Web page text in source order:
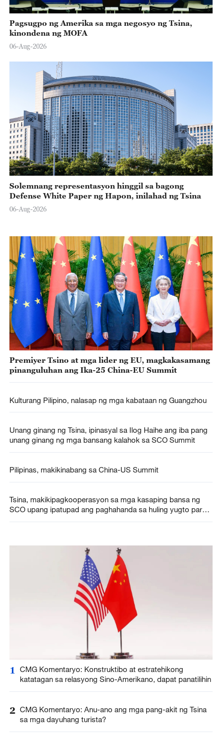
Pagsugpo ng Amerika sa mga negosyo ng Tsina,
kinondena ng MOFA
06-Aug-2026
Solemnang representasyon hinggil sa bagong
Defense White Paper ng Hapon, inilahad ng Tsina
06-Aug-2026
Premiyer Tsino at mga lider ng EU, magkakasamang
pinanguluhan ang Ika-25 China-EU Summit
Kulturang Pilipino, nalasap ng mga kabataan ng Guangzhou
Unang ginang ng Tsina, ipinasyal sa Ilog Haihe ang iba pang
unang ginang ng mga bansang kalahok sa SCO Summit
Pilipinas, makikinabang sa China-US Summit
Tsina, makikipagkooperasyon sa mga kasaping bansa ng
SCO upang ipatupad ang paghahanda sa huling yugto para
1
CMG Komentaryo: Konstruktibo at estratehikong
katatagan sa relasyong Sino-Amerikano, dapat panatilihin
2 CMG Komentaryo: Anu-ano ang mga pang-akit ng Tsina
sa mga dayuhang turista?